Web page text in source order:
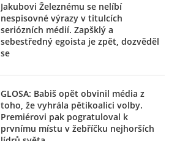
Jakubovi Železnému se nelíbí
nespisovné výrazy v titulcích
seriózních médií. Zapšklý a
sebestředný egoista je zpět, dozvěděl
se
GLOSA: Babiš opět obvinil média z
toho, že vyhrála pětikoalici volby.
Premiérovi pak pogratuloval k
prvnímu místu v žebříčku nejhorších